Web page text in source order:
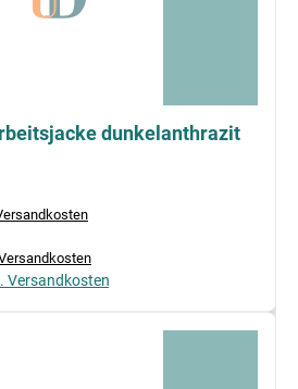
dunkelanthrazit
Versandkosten